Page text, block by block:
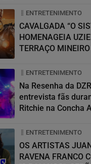
ENTRETENIMENTO
CAVALGADA “O
HOMENAGEIA
TERRAÇO MINEIRO
ENTRETENIMENTO
Na Resenha da
entrevista fãs
Ritchie na Concha
ENTRETENIMENTO
OS ARTISTAS
RAVENA FRANCO